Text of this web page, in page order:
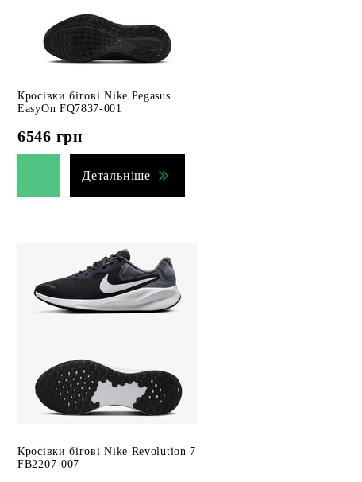
Кросівки бігові Nike Pegasus
EasyOn FQ7837-001
6546 грн
Детальніше
Кросівки бігові Nike Revolution 7
FB2207-007